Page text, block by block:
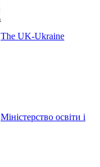
The UK-Ukraine
Міністерство освіти і